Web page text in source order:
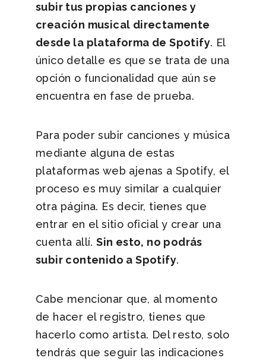
subir tus propias canciones y
creación musical directamente
desde la plataforma de Spotify. El
único detalle es que se trata de una
opción o funcionalidad que aún se
encuentra en fase de prueba.
Para poder subir canciones y música
mediante alguna de estas
plataformas web ajenas a Spotify, el
proceso es muy similar a cualquier
otra página. Es decir, tienes que
entrar en el sitio oficial y crear una
cuenta allí.Sin esto, no podrás
subir contenido a Spotify.
Cabe mencionar que, al momento
de hacer el registro, tienes que
hacerlo como artista. Del resto, solo
tendrás que seguir las indicaciones